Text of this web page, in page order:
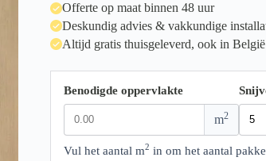
Offerte op maat binnen 48 uur
Deskundig advies & vakkundige
Altijd gratis thuisgeleverd, ook in België
Benodigde oppervlakte
m2
Vul het aantal m2 in om het aantal